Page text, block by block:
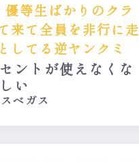
優等生ばかりのクラ
来て全員を非行に走
してる逆ヤンクミ
ントが使えなくな
い
ベガス